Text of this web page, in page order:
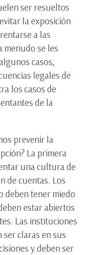
ser resueltos
la exposición
a las
menudo se les
casos,
legales de
los casos de
de la
prevenir la
La primera
una cultura de
de cuentas. Los
deben tener miedo
estar abiertos
Las instituciones
claras en sus
y deben ser